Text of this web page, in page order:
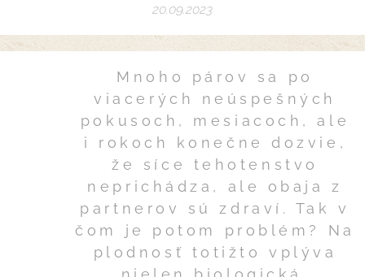
20.09.2023
Mnoho párov sa po
viacerých neúspešných
pokusoch, mesiacoch, ale
i rokoch konečne dozvie,
že síce tehotenstvo
neprichádza, ale obaja z
partnerov sú zdraví. Tak v
čom je potom problém? Na
plodnosť totižto vplýva